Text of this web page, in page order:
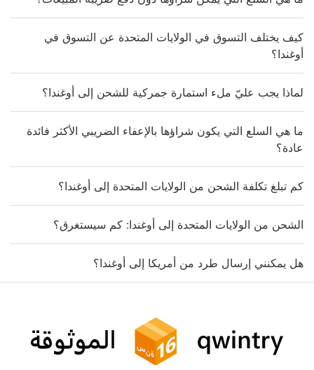
كيف يختلف التسوق في الولايات المتحدة عن التسوق في
أوغندا؟
لماذا يجب عليّ ملء استمارة جمركية للشحن إلى أوغندا؟
ما هي السلع التي يكون شراؤها بالإعفاء الضريبي الأكثر فائدة
عادة؟
كم تبلغ تكلفة الشحن من الولايات المتحدة إلى أوغندا؟
الشحن من الولايات المتحدة إلى أوغندا: كم سيستغرق؟
هل يمكنني إرسال طرد من أمريكا إلى أوغندا؟